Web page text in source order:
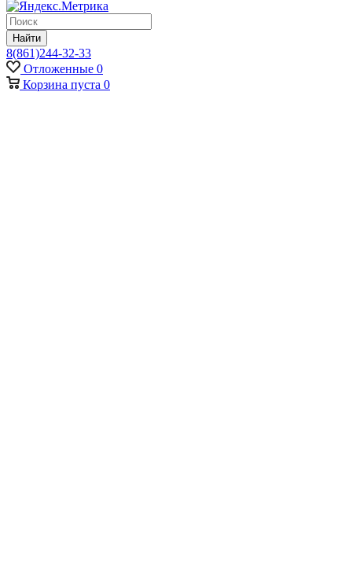
Найти
8(861)244-32-33
Отложенные 0
Корзина пуста 0